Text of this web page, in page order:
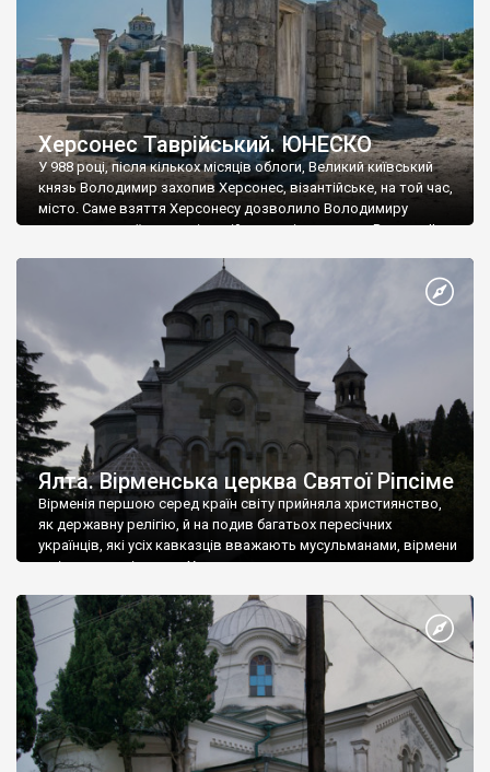
Херсонес Таврійський. ЮНЕСКО
У 988 році, після кількох місяців облоги, Великий київський
князь Володимир захопив Херсонес, візантійське, на той час,
місто. Саме взяття Херсонесу дозволило Володимиру
диктувати свої умови візантійському імператору Василю ІІ, та
Херсонесі Володимир-язичник, став Василем-християнином.
А потім було Хрещення Русі. На честь Херсонесу Таврійського
Ялта. Вірменська церква Святої Ріпсіме
Вірменія першою серед країн світу прийняла християнство,
як державну релігію, й на подив багатьох пересічних
українців, які усіх кавказців вважають мусульманами, вірмени
є відданими вірянами Христа